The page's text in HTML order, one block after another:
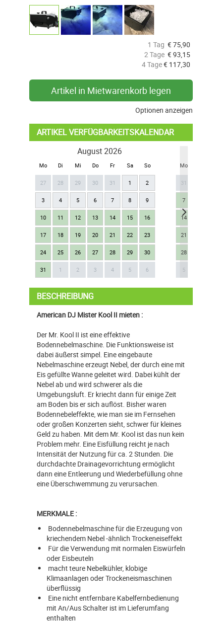
1 Tag €75,90
2 Tage €93,15
4 Tage€ 117,30
Artikel in Mietwarenkorb legen
Optionen anzeigen
ARTIKEL VERFÜGBARKEITSKALENDAR
August 2026
Mo Di Mi Do Fr Sa So
27 28 29 30 31 1 2
3 4 5 6 7 8 9
10 11 12 13 14 15 16
17 18 19 20 21 22 23
24 25 26 27 28 29 30
31 1 2 3 4 5 6
Mo
31
7
14
21
28
5
Next
BESCHREIBUNG
American DJ Mister Kool II mieten :
Der Mr. Kool II ist eine effektive
Bodennebelmaschine. Die Funktionsweise ist
dabei äußerst simpel. Eine eingebaute
Nebelmaschine erzeugt Nebel, der durch eine mit
Eis gefüllte Wanne geleitet wird. Dabei kühlt der
Nebel ab und wird schwerer als die
Umgebungsluft. Er kriecht dann für einige Zeit
am Boden bis er sich auflöst. Bisher waren
Bodennebeleffekte, wie man sie im Fernsehen
oder großen Konzerten sieht, schwer für kleines
Geld zu haben. Mit dem Mr. Kool ist das nun kein
Problem mehr. Eine Eisfüllung reicht je nach
Intensität der Nutzung für ca. 2 Stunden. Die
durchdachte Drainagevorrichtung ermöglicht
dann eine Entleerung und Wiederbefüllung ohne
eine Überschwemmung zu verursachen.
MERKMALE :
Bodennebelmaschine für die Erzeugung von
kriechendem Nebel -ähnlich Trockeneiseffekt
Für die Verwendung mit normalen Eiswürfeln
oder Eisbeuteln
macht teure Nebelkühler, klobige
Klimaanlagen oder Trockeneismaschinen
überflüssig
Eine nicht entfernbare Kabelfernbedienung
mit An/Aus Schalter ist im Lieferumfang
enthalten